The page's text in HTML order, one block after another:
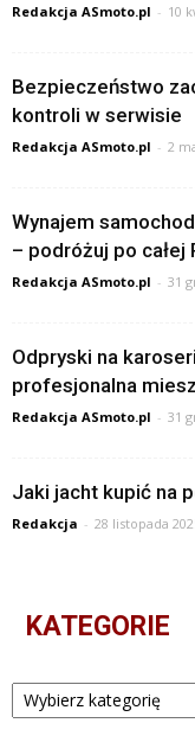
Redakcja ASmoto.pl - 10
Bezpieczeństwo
kontroli w serwisie
Redakcja ASmoto.pl - 2
Wynajem
– podróżuj po
Redakcja ASmoto.pl - 31
Odpryski na
profesjonalna
Redakcja ASmoto.pl - 31
Jaki jacht kupić na
Redakcja - 28 listopada
KATEGORIE
Kategorie